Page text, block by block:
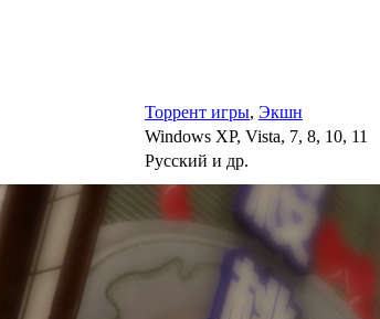
Торрент игры, Экшн
Windows XP, Vista, 7, 8, 10, 11
Русский и др.